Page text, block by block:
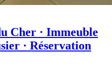
Cher · Immeuble
· Réservation